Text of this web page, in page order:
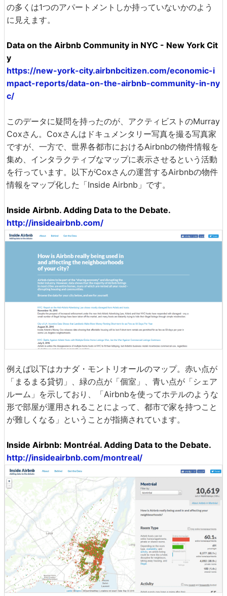
の多くは1つのアパートメントしか持っていないかのよう
に見えます。
Data on the Airbnb Community in NYC - New York Cit
y
https://new-york-city.airbnbcitizen.com/economic-i
mpact-reports/data-on-the-airbnb-community-in-ny
c/
このデータに疑問を持ったのが、アクティビストのMurray
Coxさん。Coxさんはドキュメンタリー写真を撮る写真家
ですが、一方で、世界各都市におけるAirbnbの物件情報を
集め、インタラクティブなマップに表示させるという活動
を行っています。以下がCoxさんの運営するAirbnbの物件
情報をマップ化した「Inside Airbnb」です。
Inside Airbnb. Adding Data to the Debate.
http://insideairbnb.com/
例えば以下はカナダ・モントリオールのマップ。赤い点が
「まるまる貸切」、緑の点が「個室」、青い点が「シェア
ルーム」を示しており、「Airbnbを使ってホテルのような
形で部屋が運用されることによって、都市で家を持つこと
が難しくなる」ということが指摘されています。
Inside Airbnb: Montréal. Adding Data to the Debate.
http://insideairbnb.com/montreal/